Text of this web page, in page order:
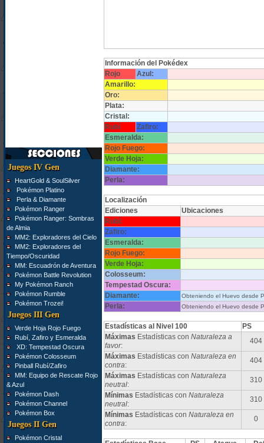
Juegos IV Gen
HeartGold & SoulSilver
Pokémon Platino
Perla & Diamante
Pokémon Ranger
Pokémon Ranger: Sombras
de Almia
MM2: Exploradores del Cielo
MM2: Exploradores del
Tiempo/Oscuridad
MM: Escuadrón de Aventura
Pokémon Battle Revolution
My Pokémon Ranch
Pokémon Rumble
Pokémon Trozei!
Juegos III Gen
Verde Hoja Rojo Fuego
Rubí, Zafiro y Esmeralda
XD: Tempestad Oscura
Pokémon Colosseum
Pinball Rubí/Zafiro
MM: Equipo de Rescate Rojo
& Azul
Pokémon Dash
Pokémon Channel
Pokémon Box
Juegos II Gen
Pokémon Cristal
Información del Pokédex
Rojo
Azul:
Amarillo:
Oro:
Plata:
Cristal:
Rubí
Zafiro:
Esmeralda:
Rojo Fuego:
Verde Hoja:
Diamante:
Perla:
Localización
Ediciones
Ubicaciones
Rubí:
Zafiro:
Esmeralda:
Rojo Fuego:
Verde Hoja:
Colosseum:
Tempestad Oscura:
Diamante:
Obteniendo el Huevo desde
Perla: Obteniendo el Huevo desde
Estadísticas al Nivel 100
PS
Máximas Estadísticas con Naturaleza a
favor:
404
Máximas Estadísticas con Naturaleza en
contra:
404
Máximas Estadísticas con Naturaleza
neutral:
310
Mínimas Estadísticas con Naturaleza
neutral:
310
Mínimas Estadísticas con Naturaleza en
contra:
0